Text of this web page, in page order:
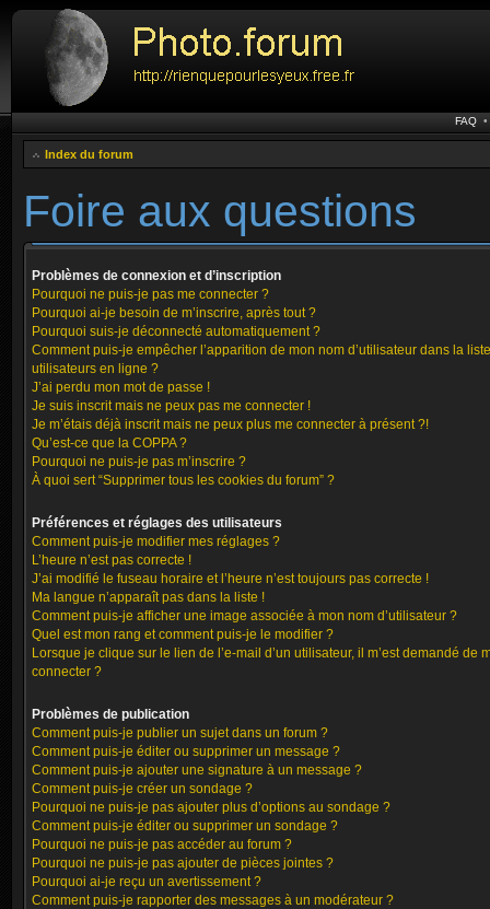
FAQ
Index du forum
Foire aux questions
Problèmes de connexion et d’inscription
Pourquoi ne puis-je pas me connecter ?
Pourquoi ai-je besoin de m’inscrire, après tout ?
Pourquoi suis-je déconnecté automatiquement ?
Comment puis-je empêcher l’apparition de mon nom d’utilisateur dans la
utilisateurs en ligne ?
J’ai perdu mon mot de passe !
Je suis inscrit mais ne peux pas me connecter !
Je m’étais déjà inscrit mais ne peux plus me connecter à présent ?!
Qu’est-ce que la COPPA ?
Pourquoi ne puis-je pas m’inscrire ?
À quoi sert “Supprimer tous les cookies du forum” ?
Préférences et réglages des utilisateurs
Comment puis-je modifier mes réglages ?
L’heure n’est pas correcte !
J’ai modifié le fuseau horaire et l’heure n’est toujours pas correcte !
Ma langue n’apparaît pas dans la liste !
Comment puis-je afficher une image associée à mon nom d’utilisateur ?
Quel est mon rang et comment puis-je le modifier ?
Lorsque je clique sur le lien de l’e-mail d’un utilisateur, il m’est demandé de
connecter ?
Problèmes de publication
Comment puis-je publier un sujet dans un forum ?
Comment puis-je éditer ou supprimer un message ?
Comment puis-je ajouter une signature à un message ?
Comment puis-je créer un sondage ?
Pourquoi ne puis-je pas ajouter plus d’options au sondage ?
Comment puis-je éditer ou supprimer un sondage ?
Pourquoi ne puis-je pas accéder au forum ?
Pourquoi ne puis-je pas ajouter de pièces jointes ?
Pourquoi ai-je reçu un avertissement ?
Comment puis-je rapporter des messages à un modérateur ?